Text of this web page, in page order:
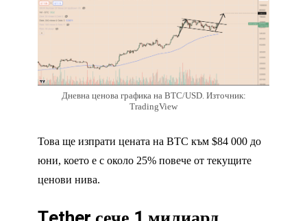
Дневна ценова графика на BTC/USD. Източник:
TradingView
Това ще изпрати цената на BTC към $84 000 до
юни, което е с около 25% повече от текущите
ценови нива.